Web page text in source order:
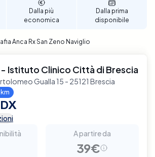
dell'anca.
Dalla più
economica
Dalla prima
disponibile
Anca Rx San Zeno Naviglio
- Istituto Clinico Città di Brescia
Gualla 15 - 25121 Brescia
A partire da
39€